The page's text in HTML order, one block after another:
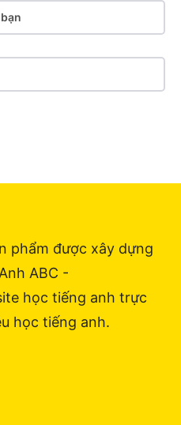
phẩm được xây dựng
ABC -
học tiếng anh trực
học tiếng anh.